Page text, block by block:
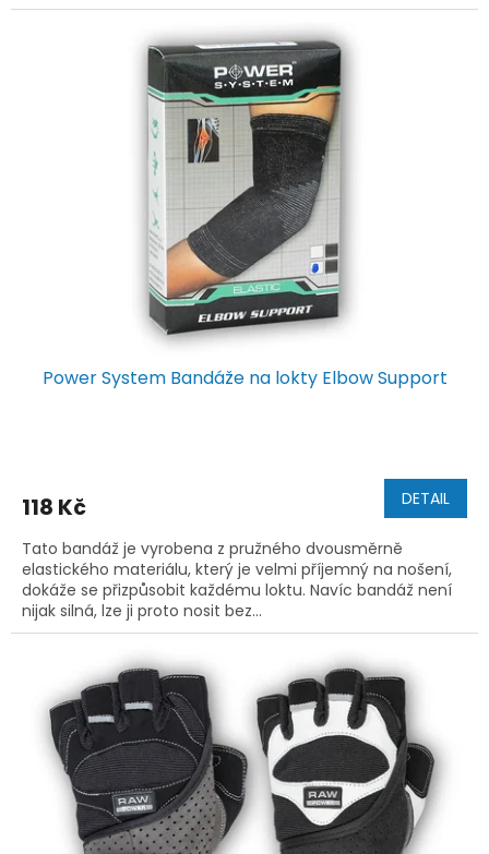
Power System Bandáže na lokty Elbow Support
118 Kč DETAIL
Tato bandáž je vyrobena z pružného dvousměrně
elastického materiálu, který je velmi příjemný na nošení,
dokáže se přizpůsobit každému loktu. Navíc bandáž není
nijak silná, lze ji proto nosit bez...